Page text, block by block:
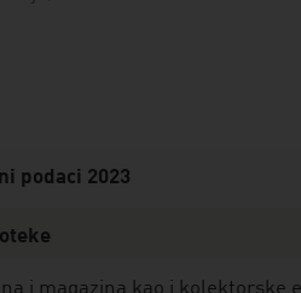
podaci 2023
i magazina kao i kolektorske